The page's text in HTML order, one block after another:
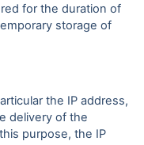
for the duration of
storage of
the IP address,
delivery of the
purpose, the IP